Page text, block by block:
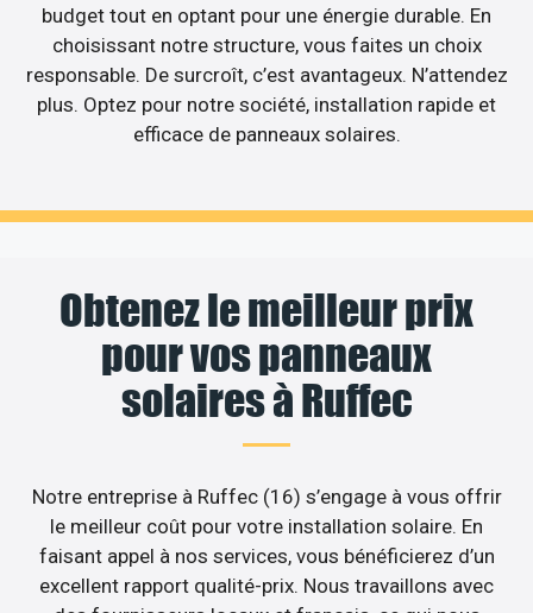
budget tout en optant pour une énergie durable. En
choisissant notre structure, vous faites un choix
responsable. De surcroît, c’est avantageux. N’attendez
plus. Optez pour notre société, installation rapide et
efficace de panneaux solaires.
Obtenez le meilleur prix
pour vos panneaux
solaires à Ruffec
Notre entreprise à Ruffec (16) s’engage à vous offrir
le meilleur coût pour votre installation solaire. En
faisant appel à nos services, vous bénéficierez d’un
excellent rapport qualité-prix. Nous travaillons avec